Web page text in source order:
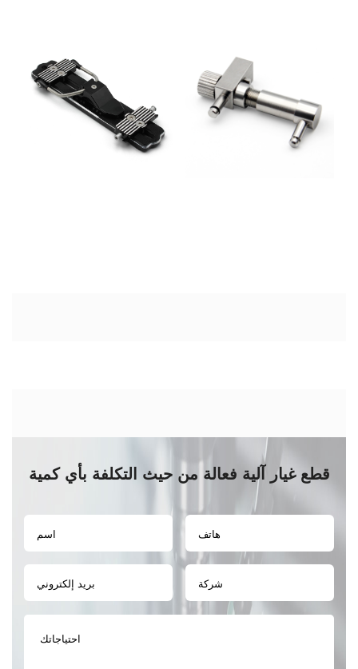
قطع غيار آلية فعالة من حيث التكلفة بأي كمية